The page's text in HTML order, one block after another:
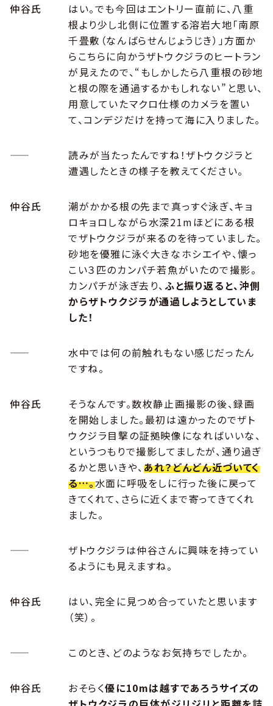
仲谷氏
はい。でも今回はエントリー直前に、八重
根より少し北側に位置する溶岩大地「南原
千畳敷（なんばらせんじょうじき）」方面か
らこちらに向かうザトウクジラのヒートラン
が見えたので、“もしかしたら八重根の砂地
と根の際を通過するかもしれない”と思い、
用意していたマクロ仕様のカメラを置い
て、コンデジだけを持って海に入りました。
――
読みが当たったんですね！ザトウクジラと
遭遇したときの様子を教えてください。
仲谷氏
潮がかかる根の先まで真っすぐ泳ぎ、キョ
ロキョロしながら水深21mほどにある根
でザトウクジラが来るのを待っていました。
砂地を優雅に泳ぐ大きなホシエイや、懐っ
こい３匹のカンパチ若魚がいたので撮影。
カンパチが泳ぎ去り、 ふと振り返ると、沖側
からザトウクジラが通過しようとしていま
した！
――
水中では何の前触れもない感じだったん
ですね。
仲谷氏
そうなんです。数枚静止画撮影の後、録画
を開始しました。最初は遠かったのでザト
ウクジラ目撃の証拠映像になればいいな、
というつもりで撮影してましたが、通り過ぎ
るかと思いきや、 あれ？どんどん近づいてく
る…。水面に呼吸をしに行った後に戻って
きてくれて、さらに近くまで寄ってきてくれ
ました。
――
ザトウクジラは仲谷さんに興味を持ってい
るようにも見えますね。
仲谷氏
はい、完全に見つめ合っていたと思います
（笑）。
―― このとき、どのようなお気持ちでしたか。
仲谷氏 おそらく優に10mは越すであろうサイズの